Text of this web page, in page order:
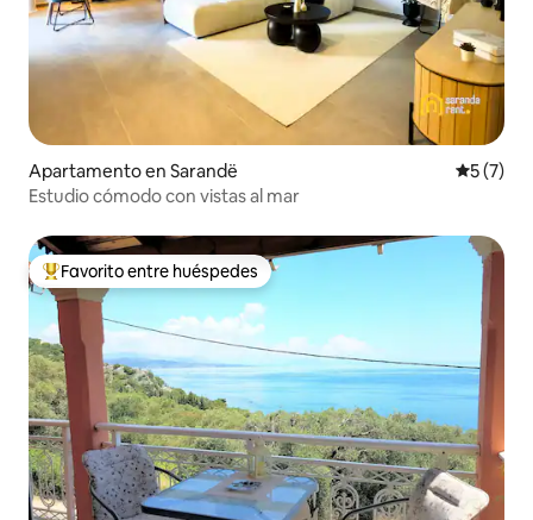
Apartamento en Sarandë
5 (7)
Estudio cómodo con vistas al mar
Favorito entre huéspedes preferido
Favorito entre huéspedes